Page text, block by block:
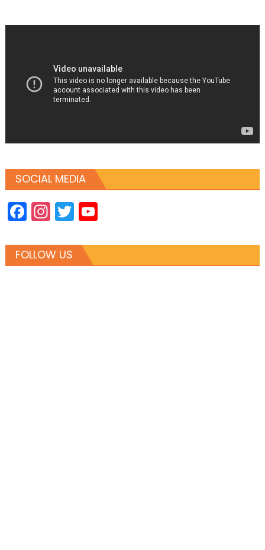
SOCIAL MEDIA
Facebook
Instagram
TwitterYouTube
FOLLOW US